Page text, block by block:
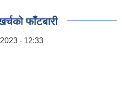
फाँटबारी
- 12:33